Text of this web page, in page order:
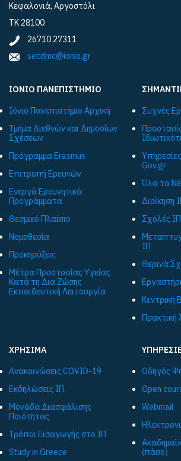
Κεφαλονιά, Αργοστόλι
ΤΚ 28100
26710 27311
secdmc@ionio.gr
ΙΟΝΙΟ ΠΑΝΕΠΙΣΤΗΜΙΟ
Ιόνιο Πανεπιστήμιο Αρχική
Τμήμα Διεθνών και Δημοσίων
Σχέσεων
Πρόγραμμα Εrasmus
Επιτροπή Ερευνών
Ενεργά Ερευνητικά
Προγράμματα
Θεσμικό Πλαίσιο
Νομοθεσία
Προκηρύξεις
Μέτρα Προστασίας Υγείας
Κατά τη Δια Ζώσης
Εκπαιδευτική Λειτουργία
Συχνές
Gov.gr
Όλα τα
Διοίκηση
Σχολές ΙΠ
ΙΠ
Θερινά
Κεντρική
Πρακτική
ΧΡΗΣΙΜΑ
Ανακοινώσεις COVID-19
Εκδηλώσεις ΙΠ
Μονάδα Διασφάλισης
Ποιότητας
Τρόποι Εισαγωγής στο ΙΠ
Study in Greece
Οδηγός
Open
Webmail
(πάσο)